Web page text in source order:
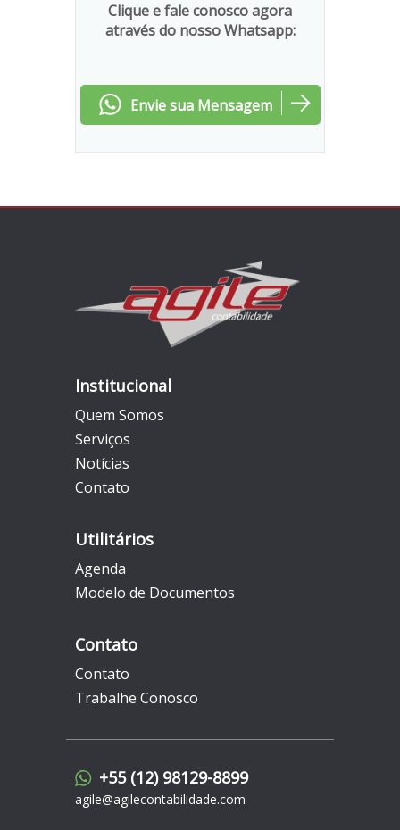
Clique e fale conosco agora
através do nosso Whatsapp:
Envie sua Mensagem
Institucional
Quem Somos
Serviços
Notícias
Contato
Utilitários
Agenda
Modelo de Documentos
Contato
Contato
Trabalhe Conosco
+55 (12) 98129-8899
agile@agilecontabilidade.com